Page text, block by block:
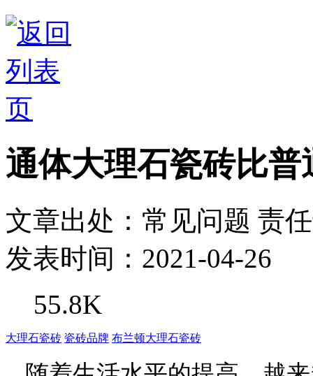
通体大理石瓷砖比
文章出处：常见问题 责
发表时间：2021-04-26
55.8K
大理石瓷砖 瓷砖品牌 布兰顿大理石瓷砖